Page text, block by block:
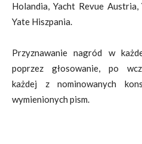
Holandia, Yacht Revue
Yate Hiszpania.
Przyznawanie nagród w
poprzez głosowanie, po
każdej z nominowanych
wymienionych pism.